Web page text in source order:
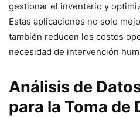
gestionar el inventario y
Estas aplicaciones no solo
también reducen los costos
necesidad de intervención
Análisis de
para la Toma de